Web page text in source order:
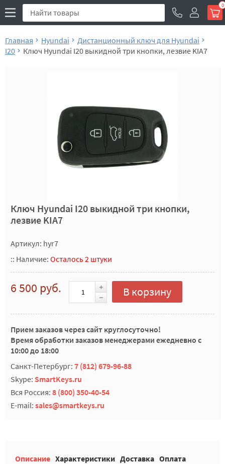
0
Главная Hyundai
Дистанционный ключ для Hyundai
I20
Ключ Hyundai I20 выкидной три кнопки, лезвие KIA7
Ключ Hyundai I20 выкидной три кнопки,
лезвие KIA7
Артикул: hyr7
:: Наличие: Осталось 2 штуки
6 500 руб. В корзину
Прием заказов через сайт круглосуточно!
Время обработки заказов менеджерами ежедневно с
10:00 до 18:00
Санкт-Петербург: 7 (812) 679-96-88
Skype: SmartKeys.ru
Вся Россия: 8 (800) 350-40-54
E-mail: sales@smartkeys.ru
Описание Характеристики Доставка Оплата